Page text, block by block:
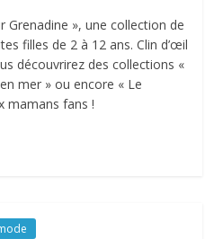
Grenadine », une collection de
filles de 2 à 12 ans. Clin d’œil
découvrirez des collections «
mer » ou encore « Le
mamans fans !